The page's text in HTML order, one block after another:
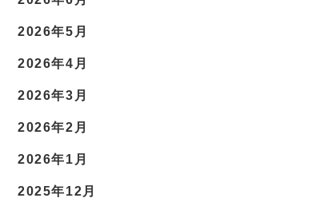
2026年5月
2026年4月
2026年3月
2026年2月
2026年1月
2025年12月